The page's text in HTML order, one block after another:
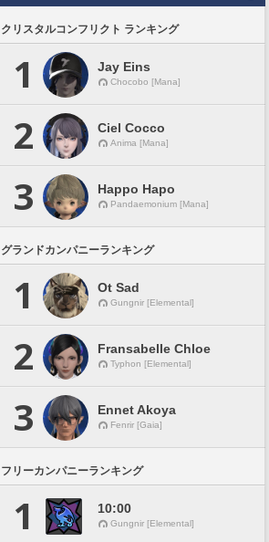
クリスタルコンフリクト ランキング
1 Jay Eins
Chocobo [Mana]
2 Ciel Cocco
Anima [Mana]
3 Happo Hapo
Pandaemonium [Mana]
グランドカンパニーランキング
1 Ot Sad
Gungnir [Elemental]
2 Fransabelle Chloe
Typhon [Elemental]
3 Ennet Akoya
Fenrir [Gaia]
フリーカンパニーランキング
1 10:00
Gungnir [Elemental]